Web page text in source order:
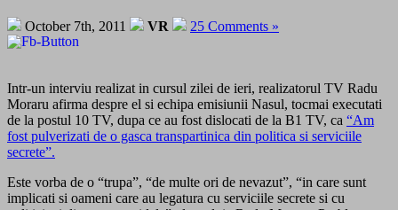
October 7th, 2011 VR 25 Comments »
Intr-un interviu realizat in cursul zilei de ieri, realizatorul TV Radu
Moraru afirma despre el si echipa emisiunii Nasul, tocmai executati
de la postul 10 TV, dupa ce au fost dislocati de la B1 TV, ca “Am
fost pulverizati de o gasca transpartinica din politica si serviciile
secrete”.
Este vorba de o “trupa”, “de multe ori de nevazut”, “in care sunt
implicati si oameni care au legatura cu serviciile secrete si cu